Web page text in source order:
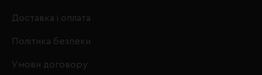
Доставка і оплата
Політика безпеки
Умови договору